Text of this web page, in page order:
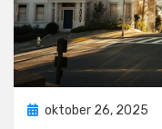
Geplaatst
oktober 26, 2025